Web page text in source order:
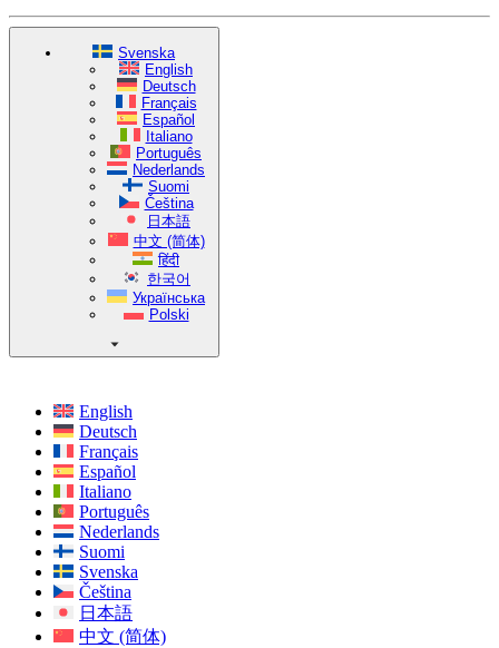
Svenska
English
Deutsch
Français
Español
Italiano
Português
Nederlands
Suomi
Čeština
日本語
中文 (简体)
हिंदी
한국어
Українська
Polski
English
Deutsch
Français
Español
Italiano
Português
Nederlands
Suomi
Svenska
Čeština
日本語
中文 (简体)